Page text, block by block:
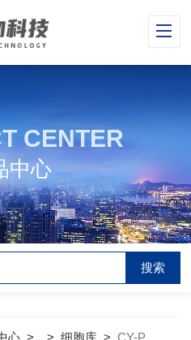
CENTER
中心
心 > >细胞库 >CY-PC-RT0128大鼠骨髓肥大细胞